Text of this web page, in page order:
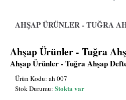
AHŞAP ÜRÜNLER - TUĞRA
Ahşap Ürünler - Tuğra
Ahşap Ürünler - Tuğra Ahşap
Ürün Kodu: ah 007
Stok Durumu: Stokta var